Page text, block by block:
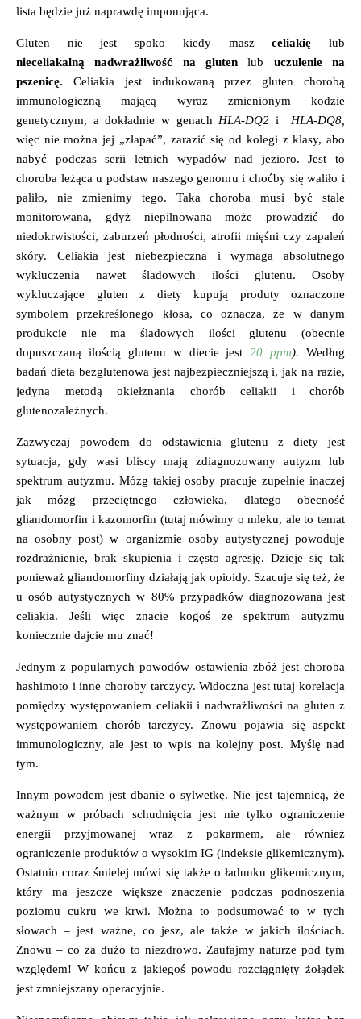
lista będzie już naprawdę imponująca.
Gluten nie jest spoko kiedy maszceliakię lub
nieceliakalną
nadwrażliwość na gluten lub uczulenie na
pszenicę. Celiakia jest indukowaną przez gluten chorobą
immunologiczną mającą wyraz zmienionym kodzie
genetycznym, a dokładnie w genach HLA-DQ2 i HLA-DQ8,
więc nie można jej „złapać”, zarazić się od kolegi z klasy, abo
nabyć podczas serii letnich wypadów nad jezioro. Jest to
choroba leżąca u podstaw naszego genomu i choćby się waliło i
paliło, nie zmienimy tego. Taka choroba musi być stale
monitorowana, gdyż niepilnowana może prowadzić do
niedokrwistości, zaburzeń płodności, atrofii mięśni czy zapaleń
skóry. Celiakia jest niebezpieczna i wymaga absolutnego
wykluczenia nawet śladowych ilości glutenu. Osoby
wykluczające gluten z diety kupują produty oznaczone
symbolem przekreślonego kłosa, co oznacza, że w danym
produkcie nie ma śladowych ilości glutenu (obecnie
dopuszczaną ilością glutenu w diecie jest20 ppm). Według
badań dieta bezglutenowa jest najbezpieczniejszą i, jak na razie,
jedyną metodą okiełznania chorób celiakii i chorób
glutenozależnych.
Zazwyczaj powodem do odstawienia glutenu z diety jest
sytuacja, gdy wasi bliscy mają zdiagnozowany autyzm lub
spektrum autyzmu. Mózg takiej osoby pracuje zupełnie inaczej
jak mózg przeciętnego człowieka, dlatego obecność
gliandomorfin i kazomorfin (tutaj mówimy o mleku, ale to temat
na osobny post) w organizmie osoby autystycznej powoduje
rozdrażnienie, brak skupienia i często agresję. Dzieje się tak
ponieważ gliandomorfiny działają jak opioidy. Szacuje się też, że
u osób autystycznych w 80% przypadków diagnozowana jest
celiakia. Jeśli więc znacie kogoś ze spektrum autyzmu
koniecznie dajcie mu znać!
Jednym z popularnych powodów ostawienia zbóż jest choroba
hashimoto i inne choroby tarczycy. Widoczna jest tutaj korelacja
pomiędzy występowaniem celiakii i nadwrażliwości na gluten z
występowaniem chorób tarczycy. Znowu pojawia się aspekt
immunologiczny, ale jest to wpis na kolejny post. Myślę nad
tym.
Innym powodem jest dbanie o sylwetkę. Nie jest tajemnicą, że
ważnym w próbach schudnięcia jest nie tylko ograniczenie
energii przyjmowanej wraz z pokarmem, ale również
ograniczenie produktów o wysokim IG (indeksie glikemicznym).
Ostatnio coraz śmielej mówi się także o ładunku glikemicznym,
który ma jeszcze większe znaczenie podczas podnoszenia
poziomu cukru we krwi. Można to podsumować to w tych
słowach – jest ważne, co jesz, ale także w jakich ilościach.
Znowu – co za dużo to niezdrowo. Zaufajmy naturze pod tym
względem! W końcu z jakiegoś powodu rozciągnięty żołądek
jest zmniejszany operacyjnie.